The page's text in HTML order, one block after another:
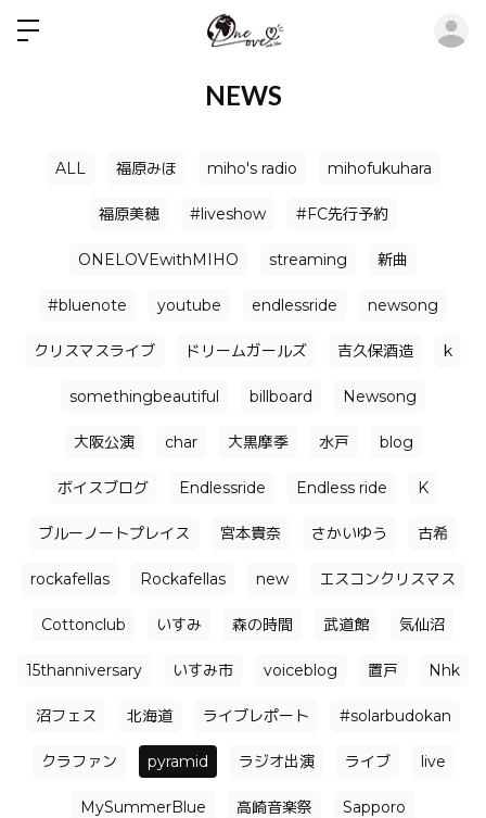
NEWS
ALL 福原みほ miho's radio mihofukuhara
福原美穂 #liveshow #FC先行予約
ONELOVEwithMIHO streaming 新曲
#bluenote youtube endlessride newsong
クリスマスライブ ドリームガールズ 吉久保酒造 k
somethingbeautiful billboard Newsong
大阪公演 char 大黒摩季 水戸 blog
ボイスブログ Endlessride Endless ride K
ブルーノートプレイス 宮本貴奈 さかいゆう 古希
rockafellas Rockafellas new エスコンクリスマス
Cottonclub いすみ 森の時間 武道館 気仙沼
15thanniversary いすみ市 voiceblog 置戸 Nhk
沼フェス 北海道 ライブレポート #solarbudokan
クラファン pyramid ラジオ出演 ライブ live
MySummerBlue 高崎音楽祭 Sapporo